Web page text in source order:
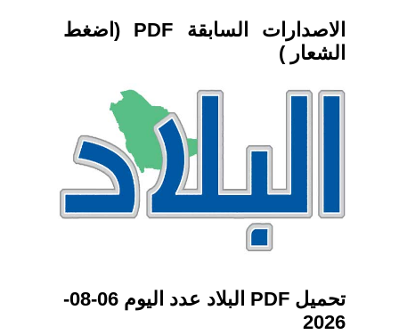
الاصدارات السابقة PDF (اضغط
الشعار )
تحميل PDF البلاد عدد اليوم 06-08-
2026